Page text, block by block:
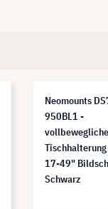
Neomounts
950BL1 -
vollbewegliche
17-49"
Schwarz